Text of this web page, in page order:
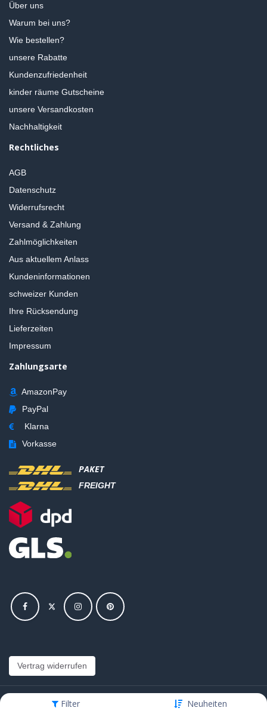
Filter Neuheiten
Über uns
Warum bei uns?
Wie bestellen?
unsere Rabatte
Kundenzufriedenheit
kinder räume Gutscheine
unsere Versandkosten
Nachhaltigkeit
Rechtliches
AGB
Datenschutz
Widerrufsrecht
Versand & Zahlung
Zahlmöglichkeiten
Aus aktuellem Anlass
Kundeninformationen
schweizer Kunden
Ihre Rücksendung
Lieferzeiten
Impressum
Zahlungsarte
AmazonPay
PayPal
Klarna
Vorkasse
PAKET
FREIGHT
Vertrag widerrufen
Copyright © Hajus AG - Alle Rechte vorbehalten